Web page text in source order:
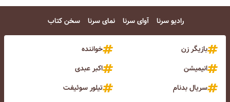
رادیو سرنا آوای سرنا نمای سرنا سخن کتاب
بازیگر زن
خواننده
انیمیشن
اکبر عبدی
سریال بدنام
تیلور سوئیفت